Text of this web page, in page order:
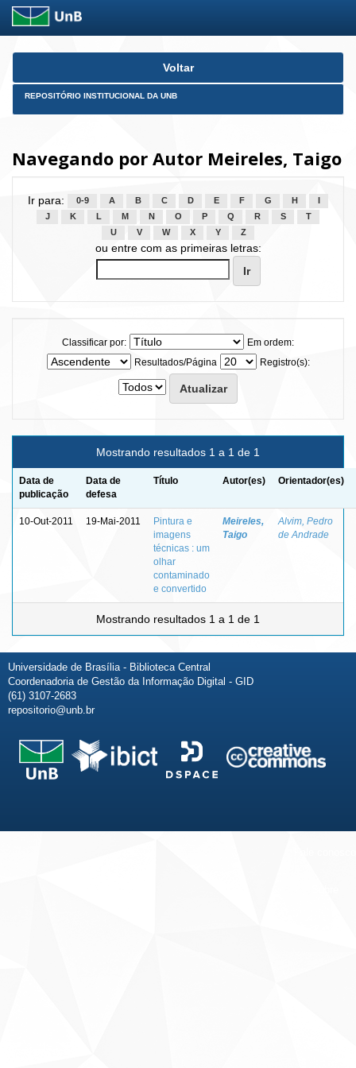
Skip
Voltar
REPOSITÓRIO INSTITUCIONAL DA UNB
Navegando por Autor Meireles, Taigo
Ir para: 0-9 A B C D E F G H
J
K L M N O P Q R S
T
U
V W X Y Z
ou entre com as primeiras letras:
Classificar por:
Em ordem:
Resultados/Página
Registro(s):
Mostrando resultados 1 a 1 de 1
Data de
publicação
Data de
defesa
Título Autor(es) Orientador(es)
10-Out-2011 19-Mai-2011
Pintura e
imagens
técnicas : um
olhar
contaminado
e convertido
Meireles,
Taigo
Alvim, Pedro
de Andrade
Mostrando resultados 1 a 1 de 1
Universidade de Brasília - Biblioteca Central
Coordenadoria de Gestão da Informação Digital - GID
(61) 3107-2683
repositorio@unb.br